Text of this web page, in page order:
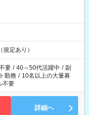
定あり）
要 / 40～50代活躍中 / 副
勤務 / 10名以上の大量募
不要
詳細へ